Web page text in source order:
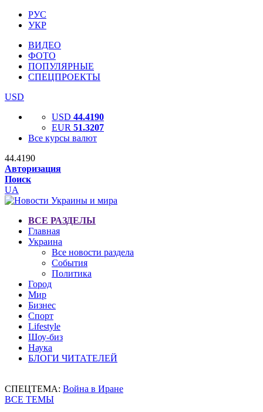
РУС
УКР
ВИДЕО
ФОТО
ПОПУЛЯРНЫЕ
СПЕЦПРОЕКТЫ
USD
USD 44.4190
EUR 51.3207
Все курсы валют
44.4190
Авторизация
Поиск
UA
ВСЕ РАЗДЕЛЫ
Главная
Украина
Все новости раздела
События
Политика
Город
Мир
Бизнес
Спорт
Lifestyle
Шоу-биз
Наука
БЛОГИ ЧИТАТЕЛЕЙ
СПЕЦТЕМА: Война в Иране
ВСЕ ТЕМЫ